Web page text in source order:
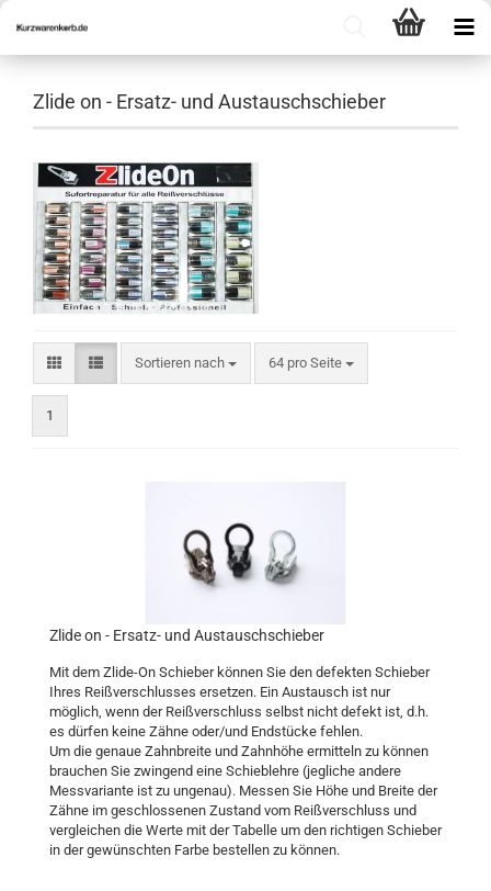
Zlide on - Ersatz- und Austauschschieber
Sortieren nach
Sortieren nach 64 pro Seite
pro Seite
1
Zlide on - Ersatz- und Austauschschieber
Mit dem Zlide-On Schieber können Sie den defekten Schieber
Ihres Reißverschlusses ersetzen. Ein Austausch ist nur
möglich, wenn der Reißverschluss selbst nicht defekt ist, d.h.
es dürfen keine Zähne oder/und Endstücke fehlen.
Um die genaue Zahnbreite und Zahnhöhe ermitteln zu können
brauchen Sie zwingend eine Schieblehre (jegliche andere
Messvariante ist zu ungenau). Messen Sie Höhe und Breite der
Zähne im geschlossenen Zustand vom Reißverschluss und
vergleichen die Werte mit der Tabelle um den richtigen Schieber
in der gewünschten Farbe bestellen zu können.